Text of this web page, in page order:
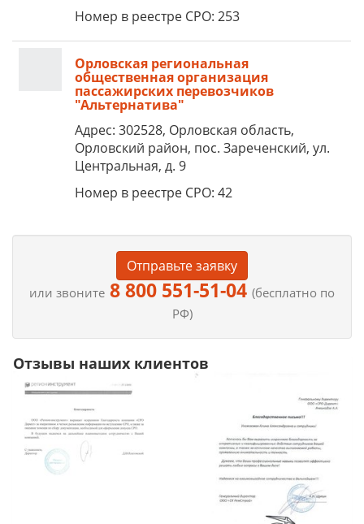
Номер в реестре СРО: 253
Орловская региональная
общественная организация
пассажирских перевозчиков
"Альтернатива"
Адрес: 302528, Орловская область,
Орловский район, пос. Зареченский, ул.
Центральная, д. 9
Номер в реестре СРО: 42
Отправьте заявку
или звоните 8 800 551-51-04 (бесплатно по
РФ)
Отзывы наших клиентов